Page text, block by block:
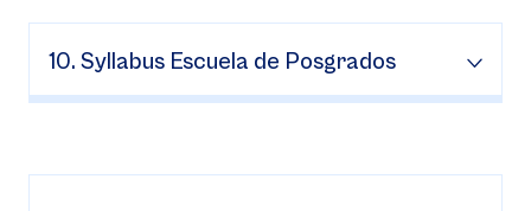
10. Syllabus Escuela de Posgrados